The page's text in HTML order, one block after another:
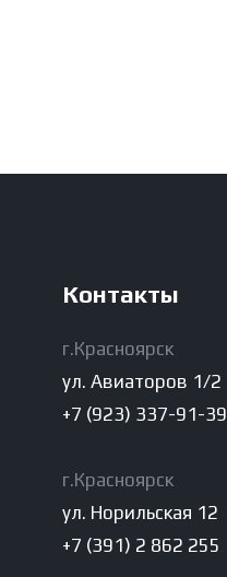
Контакты
г.Красноярск
ул. Авиаторов 1/2
+7 (923) 337-91-39
г.Красноярск
ул. Норильская 12
+7 (391) 2 862 255